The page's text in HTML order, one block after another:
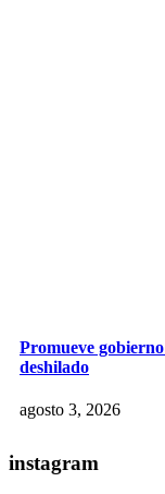
Promueve
deshilado
agosto 3, 2026
instagram